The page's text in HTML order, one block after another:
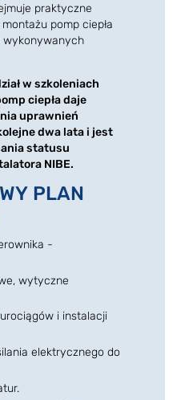
praktyczne
pomp ciepła
wykonywanych
w szkoleniach
ciepła daje
uprawnień
dwa lata i jest
statusu
NIBE.
PLAN
-
wytyczne
i instalacji
elektrycznego do